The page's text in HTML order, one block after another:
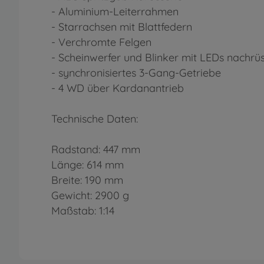
- Aluminium-Leiterrahmen
- Starrachsen mit Blattfedern
- Verchromte Felgen
- Scheinwerfer und Blinker mit LEDs
- synchronisiertes 3-Gang-Getriebe
- 4 WD über Kardanantrieb
Technische Daten:
Radstand: 447 mm
Länge: 614 mm
Breite: 190 mm
Gewicht: 2900 g
Maßstab: 1:14